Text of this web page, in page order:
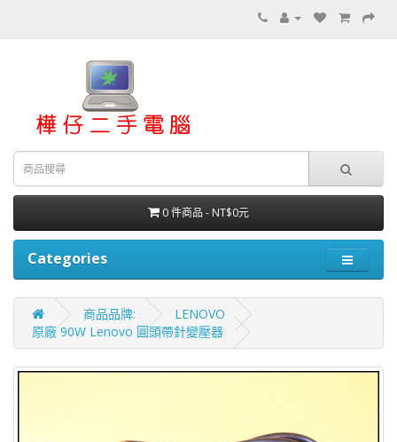
0 件商品 - NT$0元
Categories
商品品牌:
LENOVO
原廠 90W Lenovo 圓頭帶針變壓器